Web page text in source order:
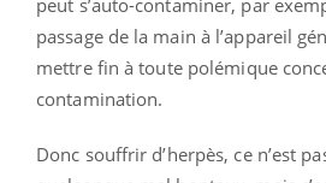
passage de la main à l’appareil
mettre fin à toute polémique
contamination.
Donc souffrir d’herpès, ce n’est